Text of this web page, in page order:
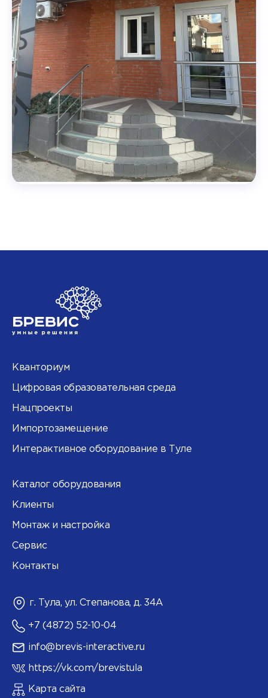
Кванториум
Цифровая образовательная среда
Нацпроекты
Импортозамещение
Интерактивное оборудование в Туле
Каталог оборудования
Клиенты
Монтаж и настройка
Сервис
Контакты
г. Тула, ул. Степанова, д. 34А
+7 (4872) 52-10-04
info@brevis-interactive.ru
https://vk.com/brevistula
Карта сайта